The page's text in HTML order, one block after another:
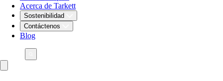
Acerca de Tarkett
Sostenibilidad
Contáctenos
Blog